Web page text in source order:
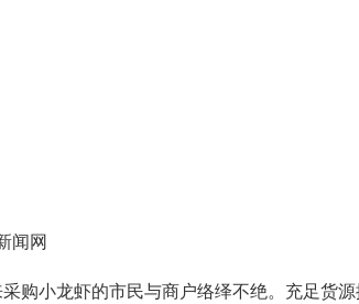
闻网
小龙虾的市民与商户络绎不绝。充足货源